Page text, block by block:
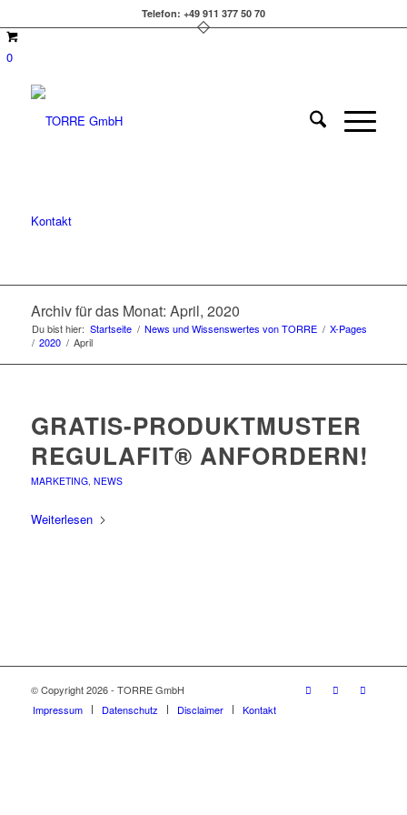
Telefon: +49 911 377 50 70
0
Kontakt
Archiv für das Monat: April, 2020
Du bist hier: Startseite / News und Wissenswertes von TORRE / X-Pages
/ 2020 / April
GRATIS-PRODUKTMUSTER
REGULAFIT® ANFORDERN!
MARKETING, NEWS
Weiterlesen
© Copyright 2026 - TORRE GmbH
Impressum
Datenschutz Disclaimer Kontakt